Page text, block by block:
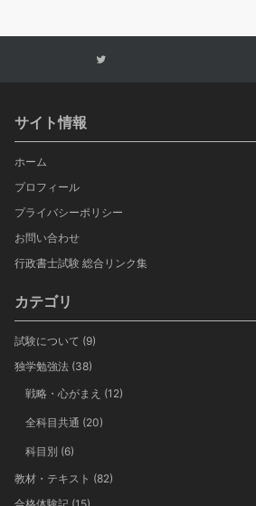
サイト情報
ホーム
プロフィール
プライバシーポリシー
お問い合わせ
行政書士試験 総合リンク集
カテゴリ
試験について (9)
独学勉強法 (38)
戦略・心がまえ (12)
全科目共通 (20)
科目別 (6)
教材・テキスト (82)